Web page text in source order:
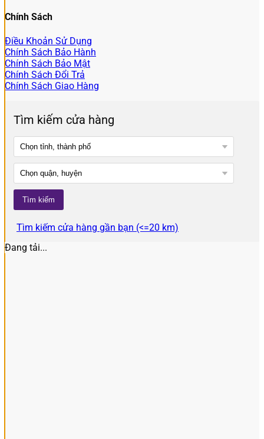
Chính Sách
Điều Khoản Sử Dụng
Chính Sách Bảo Hành
Chính Sách Bảo Mật
Chính Sách Đổi Trả
Chính Sách Giao Hàng
Tìm kiếm cửa hàng
Tìm kiếm cửa hàng gần bạn (<=20 km)
Đang tải...